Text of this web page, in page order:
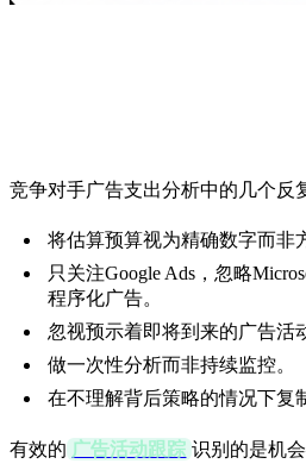
竞争对手广告支出分析中的几个反
将估算预算视为精确数字而非
只关注Google Ads，忽略
程序化广告。
忽视预示着即将到来的广告活
做一次性分析而非持续监控。
在不理解背后策略的情况下复
有效的 广告活动跟踪 识别的是机